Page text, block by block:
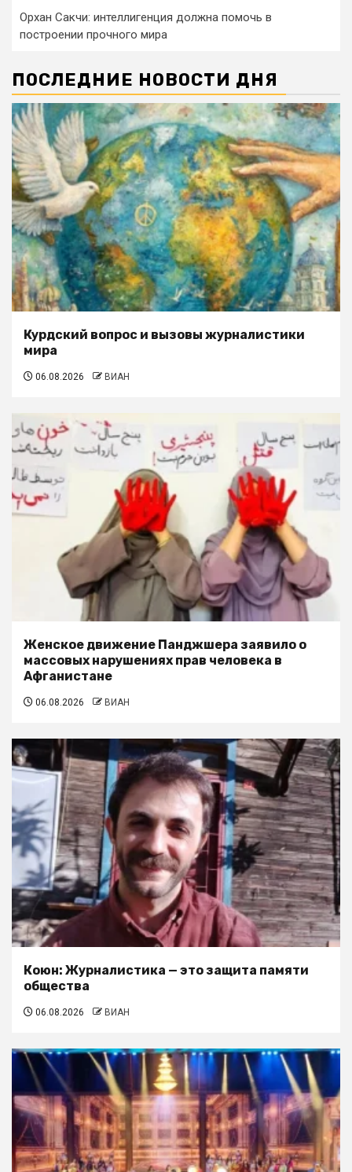
Орхан Сакчи: интеллигенция должна помочь в
построении прочного мира
ПОСЛЕДНИЕ НОВОСТИ ДНЯ
Курдский вопрос и вызовы журналистики
мира
06.08.2026 ВИАН
Женское движение Панджшера заявило о
массовых нарушениях прав человека в
Афганистане
06.08.2026 ВИАН
Коюн: Журналистика — это защита памяти
общества
06.08.2026 ВИАН